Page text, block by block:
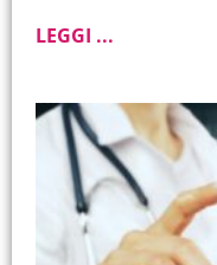
LEGGI ...